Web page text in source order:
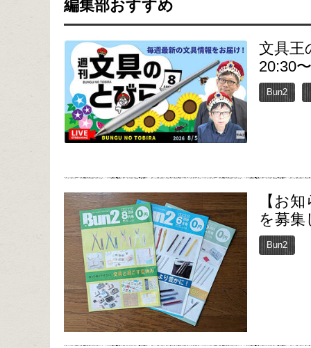
編集部おすすめ
文具王
20:30〜
Bun2
【お
を募集
Bun2